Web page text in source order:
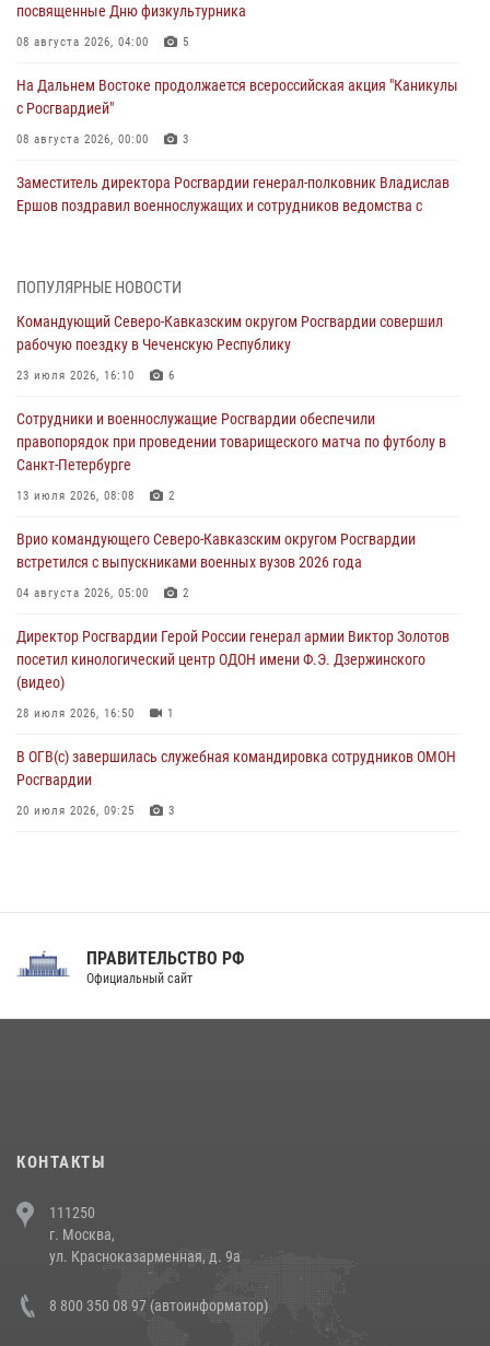
посвященные Дню физкультурника
08 августа 2026, 04:00 5
На Дальнем Востоке продолжается всероссийская акция "Каникулы
с Росгвардией"
08 августа 2026, 00:00 3
Заместитель директора Росгвардии генерал-полковник Владислав
Ершов поздравил военнослужащих и сотрудников ведомства с
операция войск правопорядка
07 августа 2026, 15:28
пресечена противоправная деятельность, связанная с пропагандой
терроризма (видео)
07 августа 2026, 13:30
нарушений миграционного законодательства
07 августа 2026, 12:54
07 августа 2026, 12:37
ПОПУЛЯРНЫЕ НОВОСТИ
Командующий Северо-Кавказским округом Росгвардии совершил
рабочую поездку в Чеченскую Республику
23 июля 2026, 16:10 6
Сотрудники и военнослужащие Росгвардии обеспечили
правопорядок при проведении товарищеского матча по футболу в
Санкт-Петербурге
13 июля 2026, 08:08 2
Врио командующего Северо-Кавказским округом Росгвардии
встретился с выпускниками военных вузов 2026 года
04 августа 2026, 05:00 2
Директор Росгвардии Герой России генерал армии Виктор Золотов
посетил кинологический центр ОДОН имени Ф.Э. Дзержинского
(видео)
28 июля 2026, 16:50 1
В ОГВ(с) завершилась служебная командировка сотрудников ОМОН
Росгвардии
20 июля 2026, 09:25 3
Праздник «Один день с Росгвардией» к 105-летию Центрального
напавших на бригаду скорой помощи (видео)
14 июля 2026, 12:20
В Росгвардии прошла военно-научная конференция по обобщению
боевого опыта
ПРАВИТЕЛЬСТВО РФ
Официальный сайт
КОНТАКТЫ
111250
г. Москва,
ул. Красноказарменная, д. 9а
8 800 350 08 97 (автоинформатор)